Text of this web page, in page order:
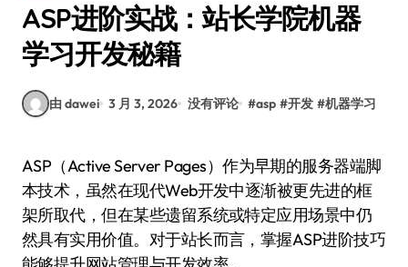
ASP进阶实战：站长学院机器
学习开发秘籍
由 dawei 3 月 3, 2026 没有评论 #asp #开发 #机器学习
ASP（Active Server Pages）作为早期的服务器端脚
本技术，虽然在现代Web开发中逐渐被更先进的框
架所取代，但在某些遗留系统或特定应用场景中仍
然具有实用价值。对于站长而言，掌握ASP进阶技巧